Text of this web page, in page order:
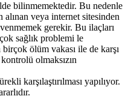
bilinmemektedir. Bu nedenle
veya internet sitesinden
gerekir. Bu ilaçları
sağlık problemi le
ölüm vakası ile de karşı
olmaksızın
karşılaştırılması yapılıyor.